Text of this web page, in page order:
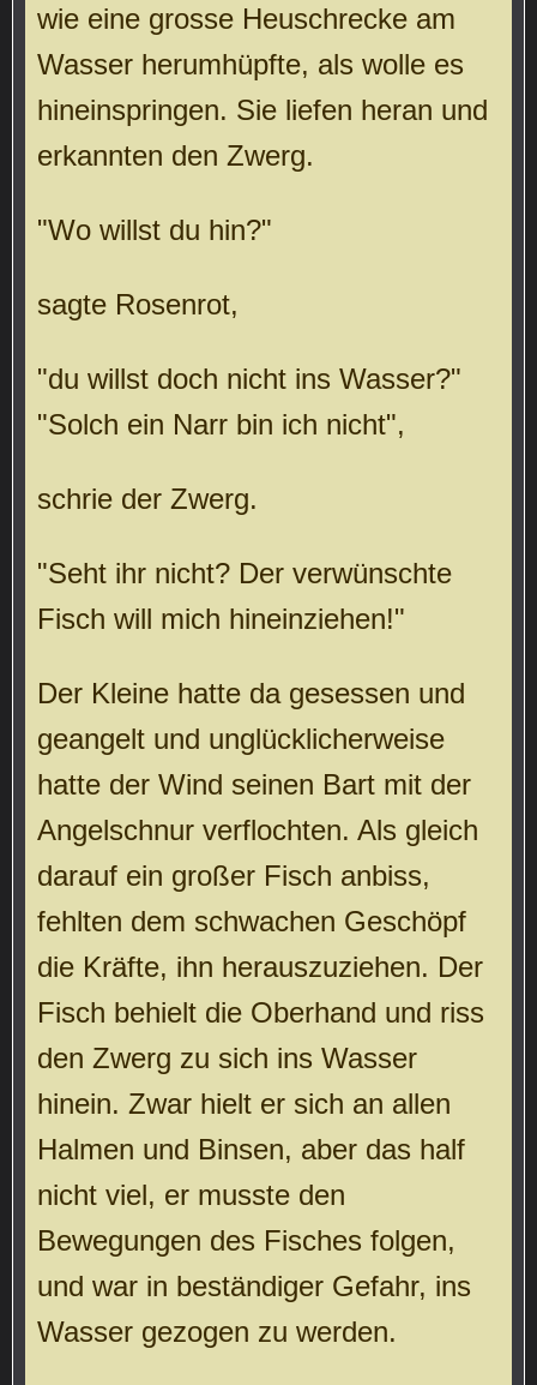
wie eine grosse Heuschrecke am
Wasser herumhüpfte, als wolle es
hineinspringen. Sie liefen heran und
erkannten den Zwerg.
"Wo willst du hin?"
sagte Rosenrot,
"du willst doch nicht ins Wasser?"
"Solch ein Narr bin ich nicht",
schrie der Zwerg.
"Seht ihr nicht? Der verwünschte
Fisch will mich hineinziehen!"
Der Kleine hatte da gesessen und
geangelt und unglücklicherweise
hatte der Wind seinen Bart mit der
Angelschnur verflochten. Als gleich
darauf ein großer Fisch anbiss,
fehlten dem schwachen Geschöpf
die Kräfte, ihn herauszuziehen. Der
Fisch behielt die Oberhand und riss
den Zwerg zu sich ins Wasser
hinein. Zwar hielt er sich an allen
Halmen und Binsen, aber das half
nicht viel, er musste den
Bewegungen des Fisches folgen,
und war in beständiger Gefahr, ins
Wasser gezogen zu werden.